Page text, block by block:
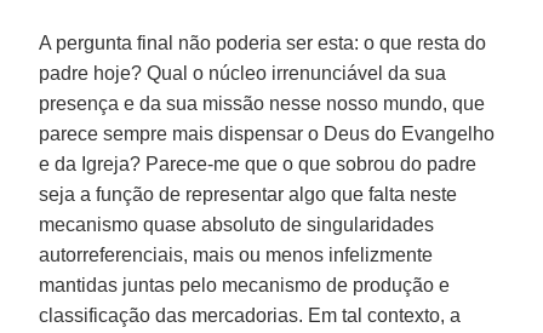
A pergunta final não poderia ser esta: o que resta do
padre hoje? Qual o núcleo irrenunciável da sua
presença e da sua missão nesse nosso mundo, que
parece sempre mais dispensar o Deus do Evangelho
e da Igreja? Parece-me que o que sobrou do padre
seja a função de representar algo que falta neste
mecanismo quase absoluto de singularidades
autorreferenciais, mais ou menos infelizmente
mantidas juntas pelo mecanismo de produção e
classificação das mercadorias. Em tal contexto, a